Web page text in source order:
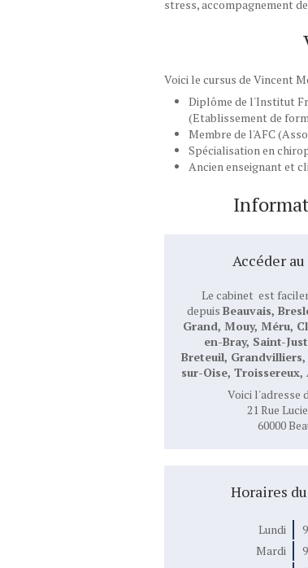
stress, accompagnement
Voici le cursus de Vincent
Diplôme de l'Institut
(Etablissement de
Membre de l'AFC
Spécialisation en
Ancien enseignant et
Accéder
Le cabinet est
depuis Beauvais,
Grand, Mouy, Méru,
en-Bray, Saint-
Breteuil,
sur-Oise, Troissereux,
Voici l'adresse
21 Rue
60000
Horaires
Lundi
Mardi